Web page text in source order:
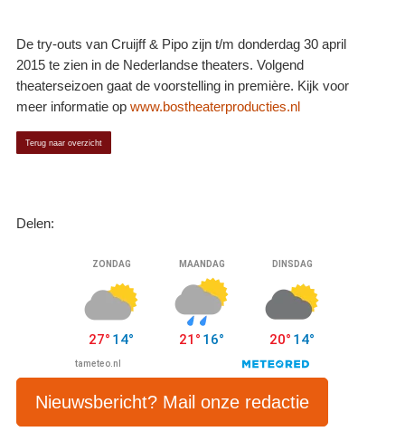
De try-outs van Cruijff & Pipo zijn t/m donderdag 30 april
2015 te zien in de Nederlandse theaters. Volgend
theaterseizoen gaat de voorstelling in première. Kijk voor
meer informatie op www.bostheaterproducties.nl
Terug naar overzicht
Delen:
Nieuwsbericht? Mail onze redactie